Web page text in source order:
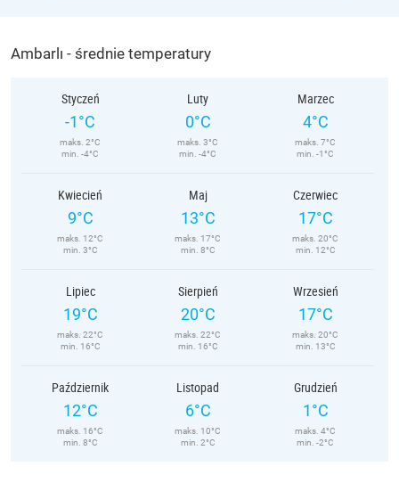
Ambarlı - średnie temperatury
Styczeń
-1°C
maks. 2°C
min. -4°C
Luty
0°C
maks. 3°C
min. -4°C
Marzec
4°C
maks. 7°C
min. -1°C
Kwiecień
9°C
maks. 12°C
min. 3°C
Maj
13°C
maks. 17°C
min. 8°C
Czerwiec
17°C
maks. 20°C
min. 12°C
Lipiec
19°C
maks. 22°C
min. 16°C
Sierpień
20°C
maks. 22°C
min. 16°C
Wrzesień
17°C
maks. 20°C
min. 13°C
Październik
12°C
maks. 16°C
min. 8°C
Listopad
6°C
maks. 10°C
min. 2°C
Grudzień
1°C
maks. 4°C
min. -2°C